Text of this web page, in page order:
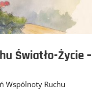
Światło-Życie –
Wspólnoty Ruchu